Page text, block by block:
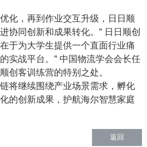
化，再到作业交互升级，日日顺
协同创新和成果转化。" 日日顺创
于为大学生提供一个直面行业痛
实战平台。" 中国物流学会会长任
创客训练营的特别之处。
将继续围绕产业场景需求，孵化
的创新成果，护航海尔智慧家庭
返回